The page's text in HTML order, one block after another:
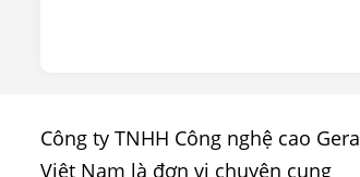
Công ty TNHH Công nghệ cao Gera
Việt Nam là đơn vị chuyên cung